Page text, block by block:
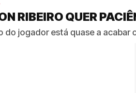
RIBEIRO QUER
do jogador está quase a acabar